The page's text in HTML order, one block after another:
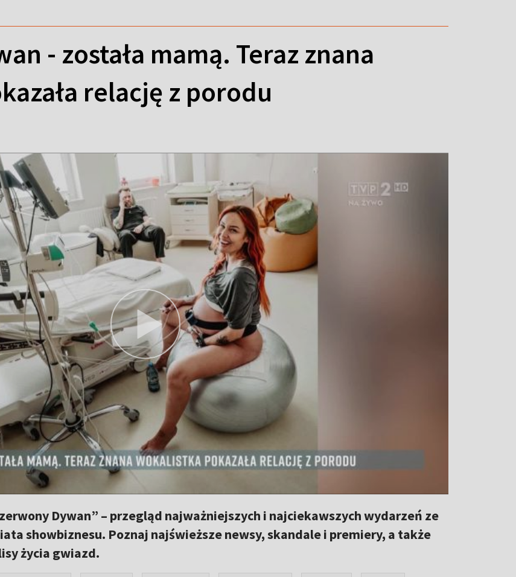
- została mamą. Teraz znana
relację z porodu
Dywan” – przegląd najważniejszych i najciekawszych wydarzeń ze
showbiznesu. Poznaj najświeższe newsy, skandale i premiery, a także
życia gwiazd.